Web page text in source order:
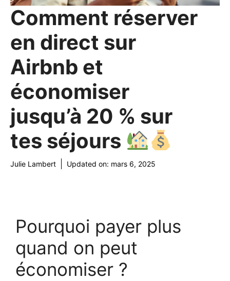
Comment réserver
en direct sur
Airbnb et
économiser
jusqu’à 20 % sur
tes séjours
Julie Lambert Updated on: mars 6, 2025
Pourquoi payer plus
quand on peut
économiser ?